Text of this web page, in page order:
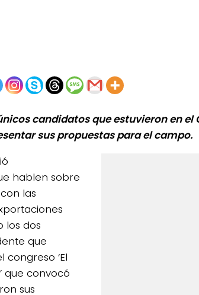
candidatos que estuvieron en el
sus propuestas para el campo.
hablen sobre
las
los dos
que
‘El
que convocó
sus